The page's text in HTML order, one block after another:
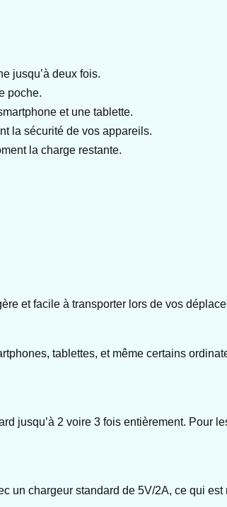
jusqu’à deux fois.
poche.
et une tablette.
la sécurité de vos appareils.
la charge restante.
et facile à transporter lors de vos
tablettes, et même certains
jusqu’à 2 voire 3 fois entièrement. Pour
un chargeur standard de 5V/2A, ce qui